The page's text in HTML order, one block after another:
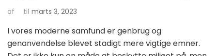
af til marts 3, 2023
I vores moderne samfund er genbrug og
genanvendelse blevet stadigt mere vigtige emner.